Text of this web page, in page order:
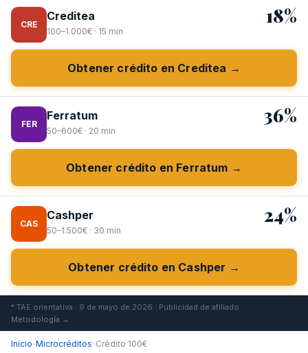
CRE
Creditea
100–1.000€ · 15 min
18%
Obtener crédito en Creditea →
FER
Ferratum
50–600€ · 20 min
36%
Obtener crédito en Ferratum →
CAS
Cashper
50–1.500€ · 30 min
24%
Obtener crédito en Cashper →
* TAE orientativa · 9 de mayo de 2026 · Publicidad de afiliado
Metodología →
Inicio›Microcréditos›Crédito 100€